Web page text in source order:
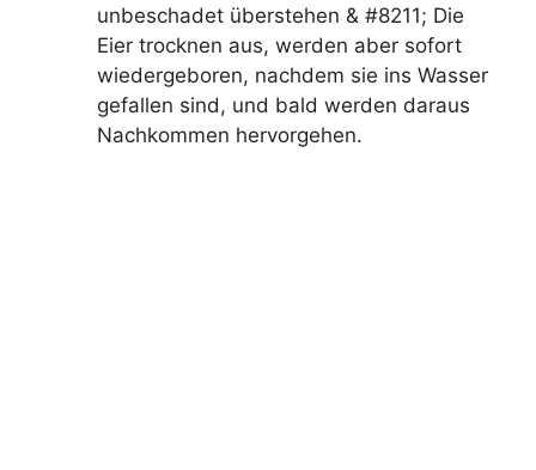
unbeschadet überstehen & #8211; Die
Eier trocknen aus, werden aber sofort
wiedergeboren, nachdem sie ins Wasser
gefallen sind, und bald werden daraus
Nachkommen hervorgehen.